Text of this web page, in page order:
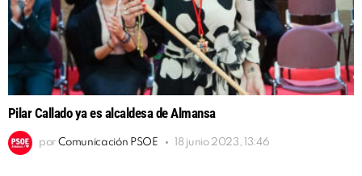
Pilar Callado ya es alcaldesa de Almansa
por Comunicación PSOE 18 junio 2023, 13:46